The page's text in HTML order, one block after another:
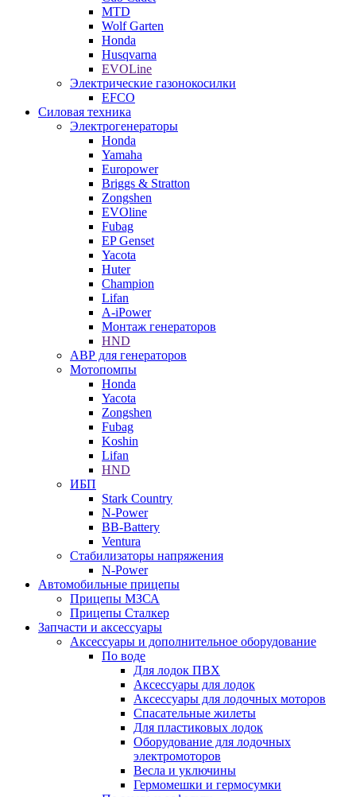
MTD
Wolf Garten
Honda
Husqvarna
EVOLine
Электрические газонокосилки
EFCO
Силовая техника
Электрогенераторы
Honda
Yamaha
Europower
Briggs & Stratton
Zongshen
EVOline
Fubag
EP Genset
Yacota
Huter
Champion
Lifan
A-iPower
Монтаж генераторов
HND
АВР для генераторов
Мотопомпы
Honda
Yacota
Zongshen
Fubag
Koshin
Lifan
HND
ИБП
Stark Country
N-Power
BB-Battery
Ventura
Стабилизаторы напряжения
N-Power
Автомобильные прицепы
Прицепы МЗСА
Прицепы Сталкер
Запчасти и аксессуары
Аксессуары и дополнительное оборудование
По воде
Для лодок ПВХ
Аксессуары для лодок
Аксессуары для лодочных моторов
Спасательные жилеты
Для пластиковых лодок
Оборудование для лодочных
электромоторов
Весла и уключины
Гермомешки и гермосумки